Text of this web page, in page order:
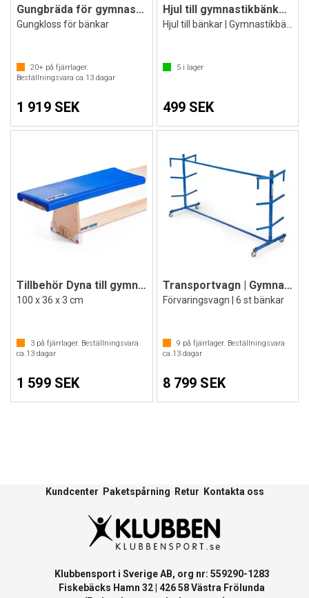
Gungbräda för gymnastikbänkar
Gungkloss för bänkar
20+ på fjärrlager.
Beställningsvara ca.13 dagar
1 919 SEK
Hjul till gymnastikbänkar | 2 st.
5i lager
499 SEK
Tillbehör Dyna till gymnastikbänk
100 x 36 x 3 cm
3 på fjärrlager. Beställningsvara
ca.13 dagar
1 599 SEK
Transportvagn | Gymnastikbänkar
Förvaringsvagn | 6 st bänkar
9 på fjärrlager. Beställningsvara
ca.13dagar
8 799 SEK
Kundcenter Paketspårning Retur Kontakta oss
Klubbensport i Sverige AB, org nr: 559290-1283
Fiskebäcks Hamn 32 | 426 58 Västra Frölunda